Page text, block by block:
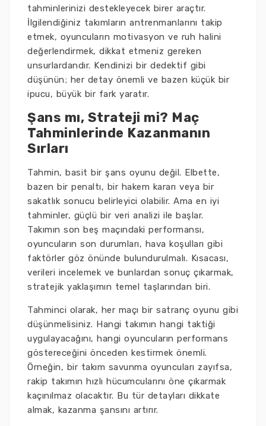
tahminlerinizi destekleyecek birer araçtır.
İlgilendiğiniz takımların antrenmanlarını takip
etmek, oyuncuların motivasyon ve ruh halini
değerlendirmek, dikkat etmeniz gereken
unsurlardandır. Kendinizi bir dedektif gibi
düşünün; her detay önemli ve bazen küçük bir
ipucu, büyük bir fark yaratır.
Şans mı, Strateji mi? Maç
Tahminlerinde Kazanmanın
Sırları
Tahmin, basit bir şans oyunu değil. Elbette,
bazen bir penaltı, bir hakem kararı veya bir
sakatlık sonucu belirleyici olabilir. Ama en iyi
tahminler, güçlü bir veri analizi ile başlar.
Takımın son beş maçındaki performansı,
oyuncuların son durumları, hava koşulları gibi
faktörler göz önünde bulundurulmalı. Kısacası,
verileri incelemek ve bunlardan sonuç çıkarmak,
stratejik yaklaşımın temel taşlarından biri.
Tahminci olarak, her maçı bir satranç oyunu gibi
düşünmelisiniz. Hangi takımın hangi taktiği
uygulayacağını, hangi oyuncuların performans
göstereceğini önceden kestirmek önemli.
Örneğin, bir takım savunma oyuncuları zayıfsa,
rakip takımın hızlı hücumcularını öne çıkarmak
kaçınılmaz olacaktır. Bu tür detayları dikkate
almak, kazanma şansını artırır.